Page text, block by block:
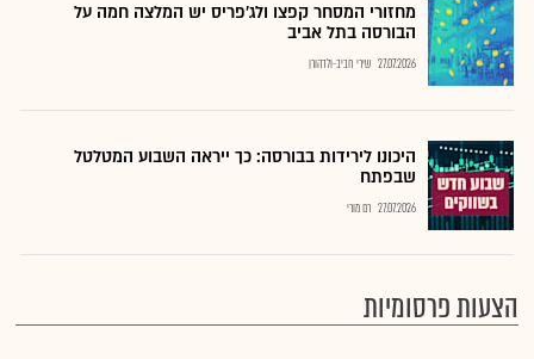
מחזורי המסחר קפצו ולג'פריס יש המלצה חמה על
הבורסה בתל אביב
27.07.2026 שירי חביב-ולדהורן
היכונו לירידות בבורסה: כך ייראה השבוע המטלטל
שבפתח
27.07.2026 רם מורי
הצעות פרסומיות